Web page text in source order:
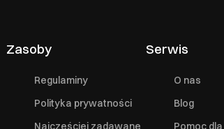
Zasoby
Regulaminy
Polityka prywatności
Najczęściej zadawane
Serwis
O nas
Blog
Pomoc dla